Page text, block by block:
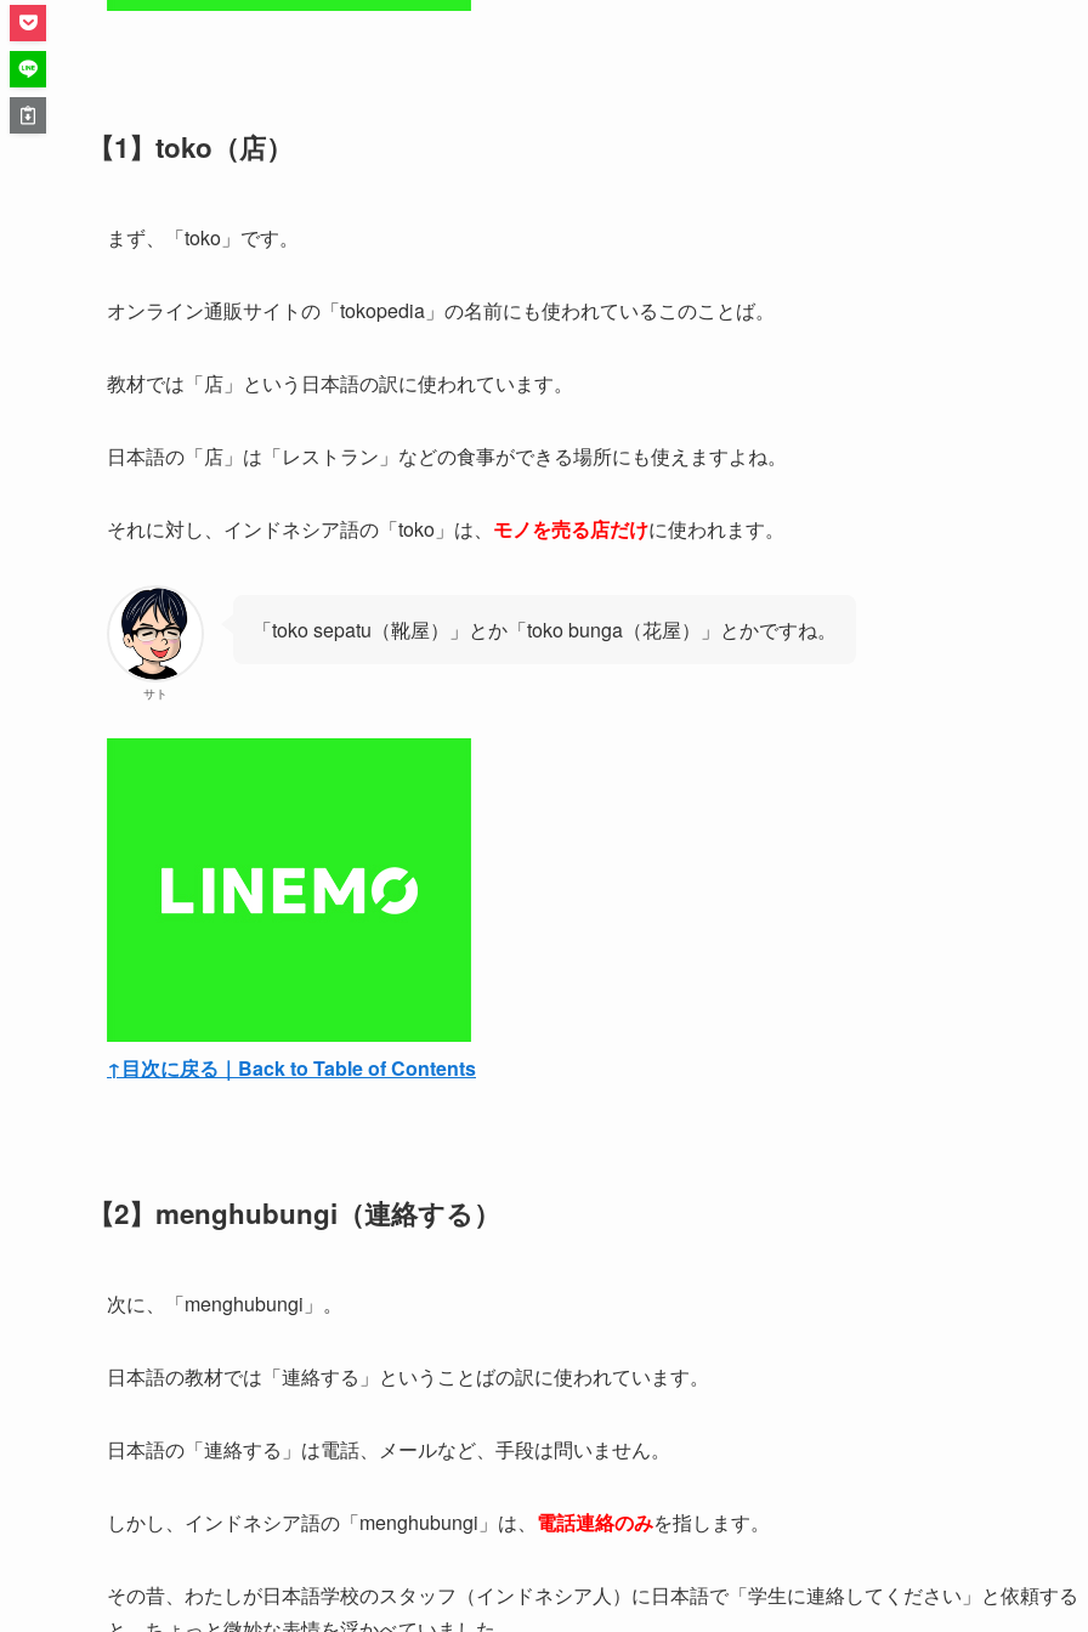
【1】toko（店）
まず、「toko」です。
オンライン通販サイトの「tokopedia」の名前にも使われているこのことば。
教材では「店」という日本語の訳に使われています。
日本語の「店」は「レストラン」などの食事ができる場所にも使えますよね。
それに対し、インドネシア語の「toko」は、 モノを売る店だけに使われます。
サト
「toko sepatu（靴屋）」とか「toko bunga（花屋）」とかですね。
↑目次に戻る｜Back to Table of Contents
【2】menghubungi（連絡する）
次に、「menghubungi」。
日本語の教材では「連絡する」ということばの訳に使われています。
日本語の「連絡する」は電話、メールなど、手段は問いません。
しかし、インドネシア語の「menghubungi」は、 電話連絡のみを指します。
その昔、わたしが日本語学校のスタッフ（インドネシア人）に日本語で「学生に連絡してください」と依頼する